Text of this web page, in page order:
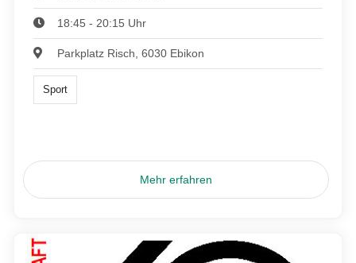
18:45 - 20:15 Uhr
Parkplatz Risch, 6030 Ebikon
Sport
Mehr erfahren